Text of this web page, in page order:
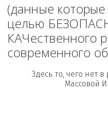
(данные
целью
КАЧественного
современного
Здесь то, чего нет
Массовой